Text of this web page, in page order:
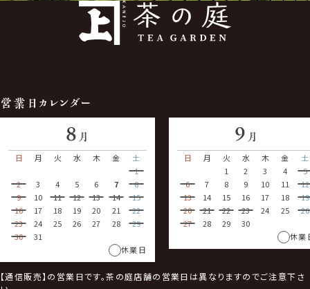
営業日カレンダー
8 月
日
月 火 水 木 金
土
1
2
3 4 5 6 7
8
9
10 11 12 13 14
15
16
17 18 19 20 21
22
23
24 25 26 27 28
29
30
31
休業日
9 月
日
月 火 水 木 金
土
1
2 3 4
5
6
7 8 9 10 11
12
13
14 15 16 17 18
19
20
21 22 23 24 25
26
27
28 29
30
休業
【通信販売】の営業日です。茶の庭店舗の営業日は異なりますのでご注意下さ